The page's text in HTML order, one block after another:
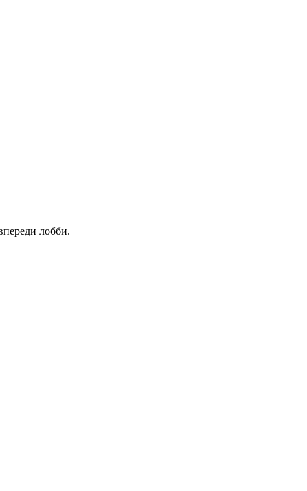
лобби.